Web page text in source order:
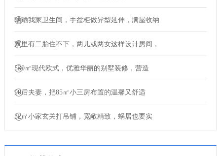
晒晒我家卫生间，手盆柜做异型延伸，满屋收纳
家里有二胎住不下，两儿或两女这样设计房间，
530㎡现代欧式，优雅华丽的别墅装修，营造
90后夫妻，把85㎡小三房布置的温馨又舒适
32㎡小家玄关打吊铺，宽敞精致，蜗居也要实